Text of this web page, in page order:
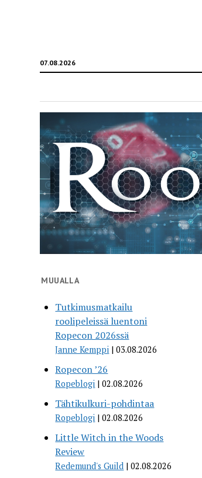
07.08.2026
MUUALLA
Tutkimusmatkailu
roolipeleissä luentoni
Ropecon 2026ssä
Janne Kemppi 03.08.2026
Ropecon ’26
Ropeblogi 02.08.2026
Tähtikulkuri-pohdintaa
Ropeblogi 02.08.2026
Little Witch in the Woods
Review
Redemund's Guild 02.08.2026